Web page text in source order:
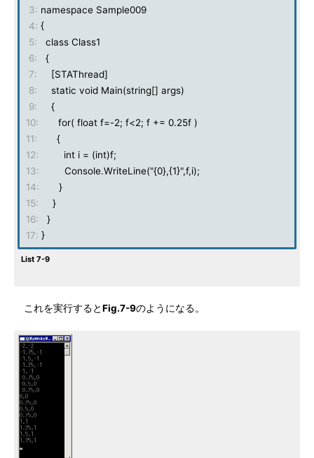
3: namespace Sample009
4: {
5:
class Class1
6:
{
7:
[STAThread]
8:
static void Main(string[] args)
9:
{
10:
for( float f=-2; f<2; f += 0.25f )
11:
{
12:
int i = (int)f;
13:
Console.WriteLine("{0},{1}",f,i);
14:
}
15:
}
16:
}
17: }
List 7-9
これを実行するとFig.7-9のようになる。